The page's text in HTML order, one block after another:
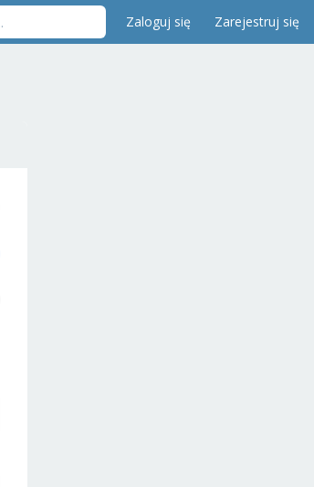
Zaloguj się Zarejestruj się